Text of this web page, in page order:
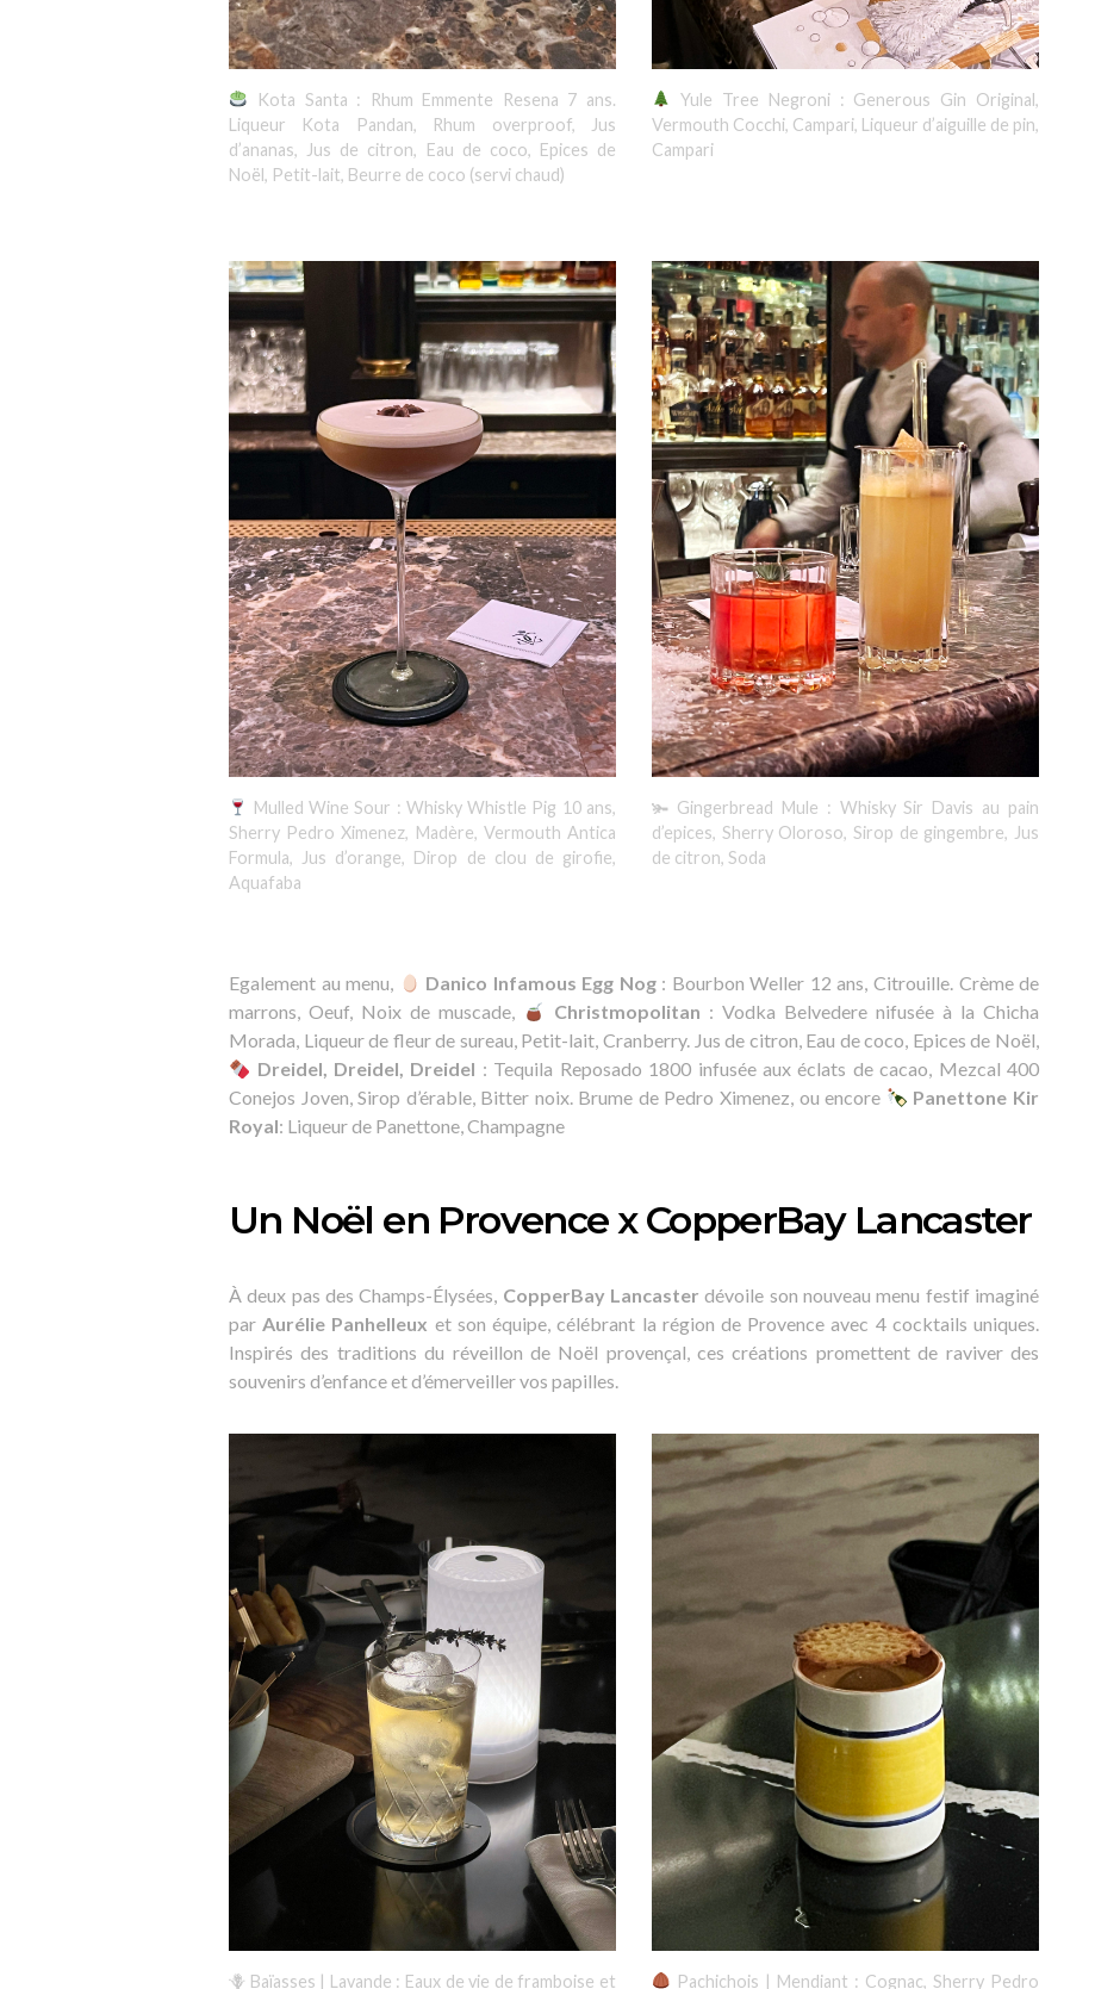
Kota Santa : Rhum Emmente Resena 7 ans.
Liqueur Kota Pandan, Rhum overproof, Jus
d’ananas, Jus de citron, Eau de coco, Epices de
Noël, Petit-lait, Beurre de coco (servi chaud)
Yule Tree Negroni : Generous Gin Original,
Vermouth Cocchi, Campari, Liqueur d’aiguille de pin,
Campari
Mulled Wine Sour : Whisky Whistle Pig 10 ans,
Sherry Pedro Ximenez, Madère, Vermouth Antica
Formula, Jus d’orange, Dirop de clou de girofie,
Aquafaba
🫚 Gingerbread Mule : Whisky Sir Davis au pain
d’epices, Sherry Oloroso, Sirop de gingembre, Jus
de citron, Soda
Egalement au menu, Danico Infamous Egg Nog: Bourbon Weller 12 ans, Citrouille. Crème de
marrons, Oeuf, Noix de muscade,
Christmopolitan : Vodka Belvedere nifusée à la Chicha
Morada, Liqueur de fleur de sureau, Petit-lait, Cranberry. Jus de citron, Eau de coco, Epices de Noël,
Dreidel, Dreidel, Dreidel : Tequila Reposado 1800 infusée aux éclats de cacao, Mezcal 400
Conejos Joven, Sirop d’érable, Bitter noix. Brume de Pedro Ximenez, ou encore
Panettone Kir
Royal: Liqueur de Panettone, Champagne
Un Noël en Provence x CopperBay Lancaster
À deux pas des Champs-Élysées, CopperBay Lancaster dévoile son nouveau menu festif imaginé
parAurélie Panhelleux et son équipe, célébrant la région de Provence avec 4 cocktails uniques.
Inspirés des traditions du réveillon de Noël provençal, ces créations promettent de raviver des
souvenirs d’enfance et d’émerveiller vos papilles.
🪻 Baïasses | Lavande : Eaux de vie de framboise et Pachichois | Mendiant : Cognac, Sherry Pedro